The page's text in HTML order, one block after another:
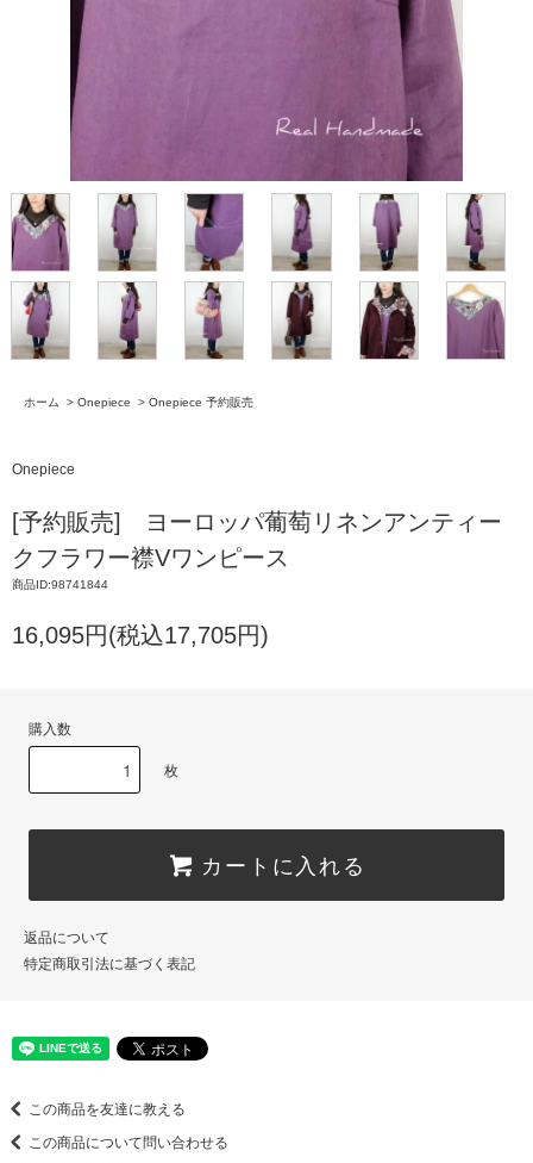
ホーム > Onepiece > Onepiece 予約販売
Onepiece
[予約販売] ヨーロッパ葡萄リネンアンティー
クフラワー襟Vワンピース
商品ID:98741844
16,095円(税込17,705円)
購入数
枚
カートに入れる
返品について
特定商取引法に基づく表記
この商品を友達に教える
この商品について問い合わせる